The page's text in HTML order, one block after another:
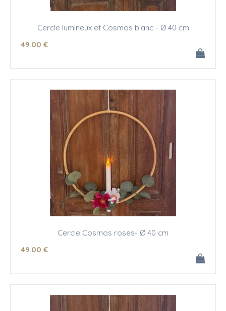
Cercle lumineux et Cosmos blanc - Ø 40 cm
49.00 €
Cercle Cosmos roses- Ø 40 cm
49.00 €